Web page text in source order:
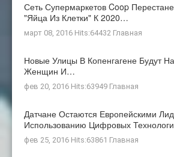
Сеть Супермаркетов Coop
"яйца Из Клетки" К 2020…
март 08, 2016 Hits:64432 Главная
Новые Улицы В Копенгагене Будут
Женщин И…
фев 20, 2016 Hits:63949 Главная
Датчане Остаются Европейскими
Использованию Цифровых
фев 25, 2016 Hits:63861 Главная